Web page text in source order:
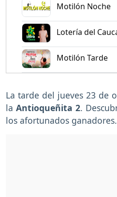
Motilón Noche
Lotería del
Motilón Tarde
La tarde del jueves 23 de
laAntioqueñita 2.
los afortunados ganadores.